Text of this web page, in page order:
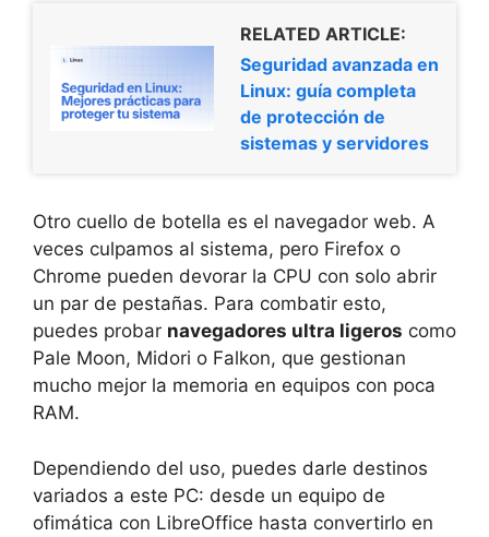
RELATED ARTICLE:
Seguridad avanzada en
Linux: guía completa
de protección de
sistemas y servidores
Otro cuello de botella es el navegador web. A
veces culpamos al sistema, pero Firefox o
Chrome pueden devorar la CPU con solo abrir
un par de pestañas. Para combatir esto,
puedes probar navegadores ultra ligeros como
Pale Moon, Midori o Falkon, que gestionan
mucho mejor la memoria en equipos con poca
RAM.
Dependiendo del uso, puedes darle destinos
variados a este PC: desde un equipo de
ofimática con LibreOffice hasta convertirlo en